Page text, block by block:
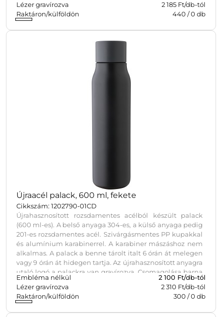
Lézer gravírozva
2 185 Ft/db-tól
Raktáron/külföldön
440 /0 db
Újraacél palack, 600 ml, fekete
Cikkszám: 1202790-01CD
Újrahasznosított rozsdamentes acélból készült palack
(600 ml-es). A belső anyaga 304-es, a külső anyaga pedig
201-es rozsdamentes acél. Szivárgásmentes PP kupakkal
és alumínium karabinerrel. A karabiner mászáshoz nem
alkalmas. A palack a benne tárolt italt 6 órán át melegen
vagy 9 órán át hidegen tartja. Az újrahasznosított anyagra
utaló logó a palackra van gravírozva. Csomagolása barna
papírdoboz.
Embléma nélkül 2 100 Ft/db-tól
Lézer gravírozva
2 310 Ft/db-tól
Raktáron/külföldön
300 /0 db